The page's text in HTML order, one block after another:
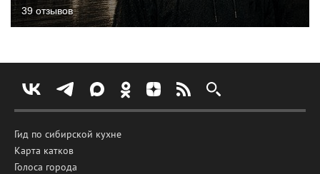
39 отзывов
Гид по сибирской кухне
Карта катков
Голоса города